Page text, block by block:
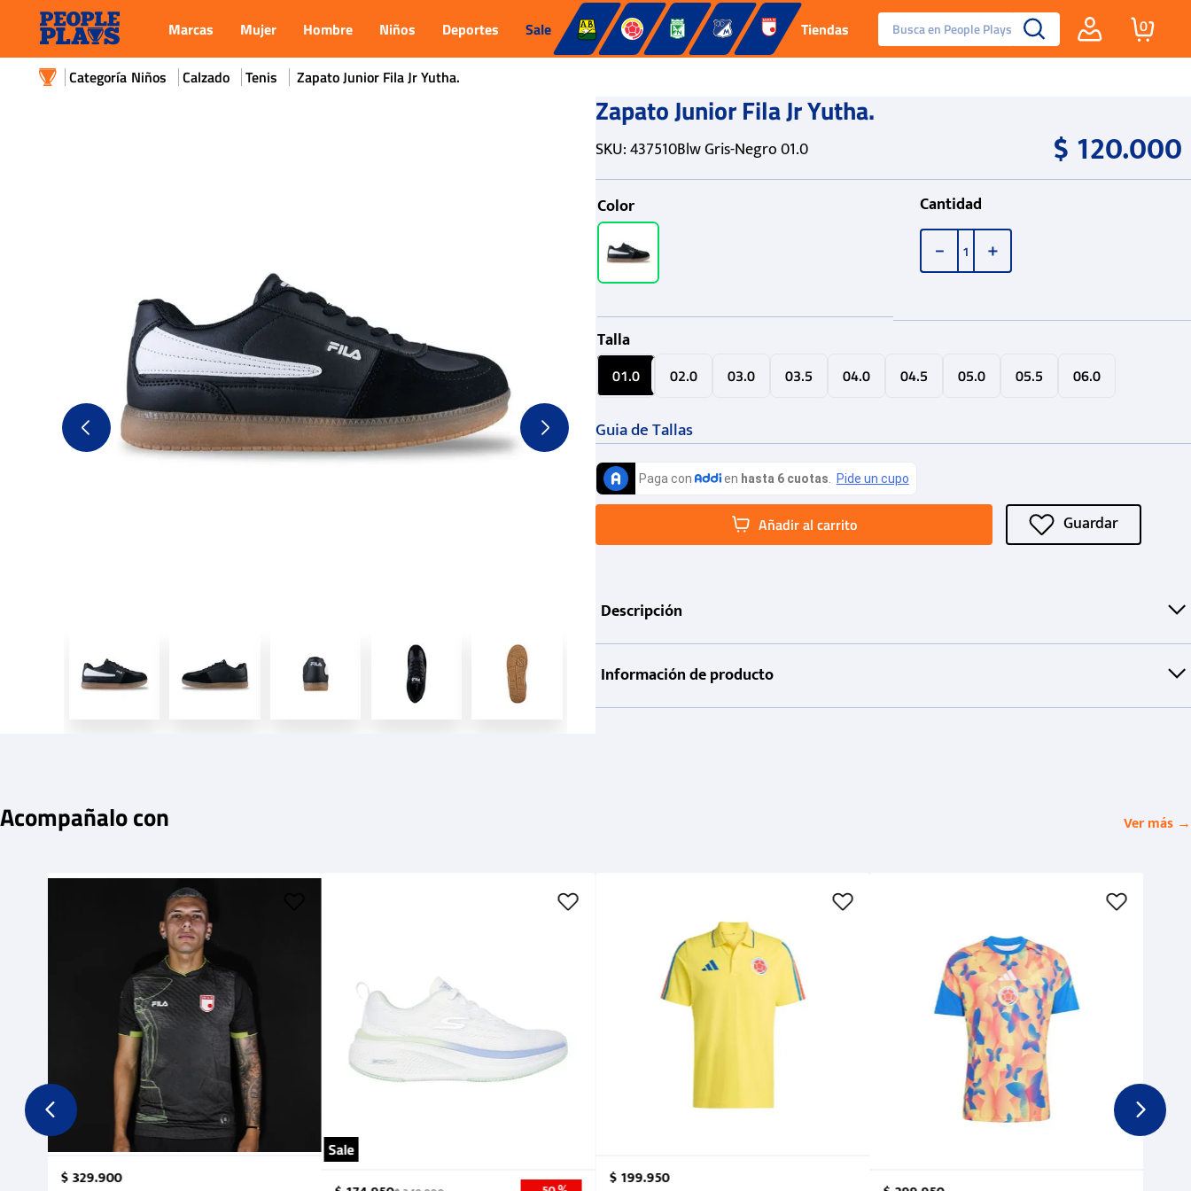
Marcas Mujer Hombre Niños Deportes Sale Tiendas Busca en People Plays
Tenis
Reebok Fashion
0
Niños Calzado Tenis Zapato Junior Fila Jr Yutha.
Zapato Junior Fila Jr Yutha.
SKU:437510Blw Gris-Negro 01.0 $120.000
Color
Talla
01.0 02.0 03.0 03.5 04.0 04.5 05.0 05.5 06.0
Guia de Tallas
Cantidad
＋
－
Añadir al carrito
Descripción
Información de producto
Acompañalo con Ver más →
$329.900
Sale
$199.950